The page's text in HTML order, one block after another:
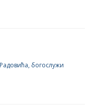
богослужи